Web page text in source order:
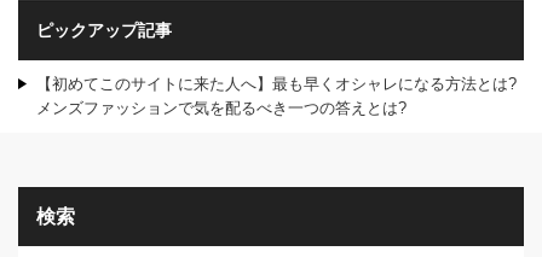
ピックアップ記事
【初めてこのサイトに来た人へ】最も早くオシャレになる方法とは?
メンズファッションで気を配るべき一つの答えとは?
検索